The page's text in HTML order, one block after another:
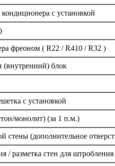
с установкой
фреоном ( R22 / R410 / R32 )
(внутренний) блок
с установкой
монолит) (за 1 п.м.)
стены (дополнительное
/ разметка стен для штробления